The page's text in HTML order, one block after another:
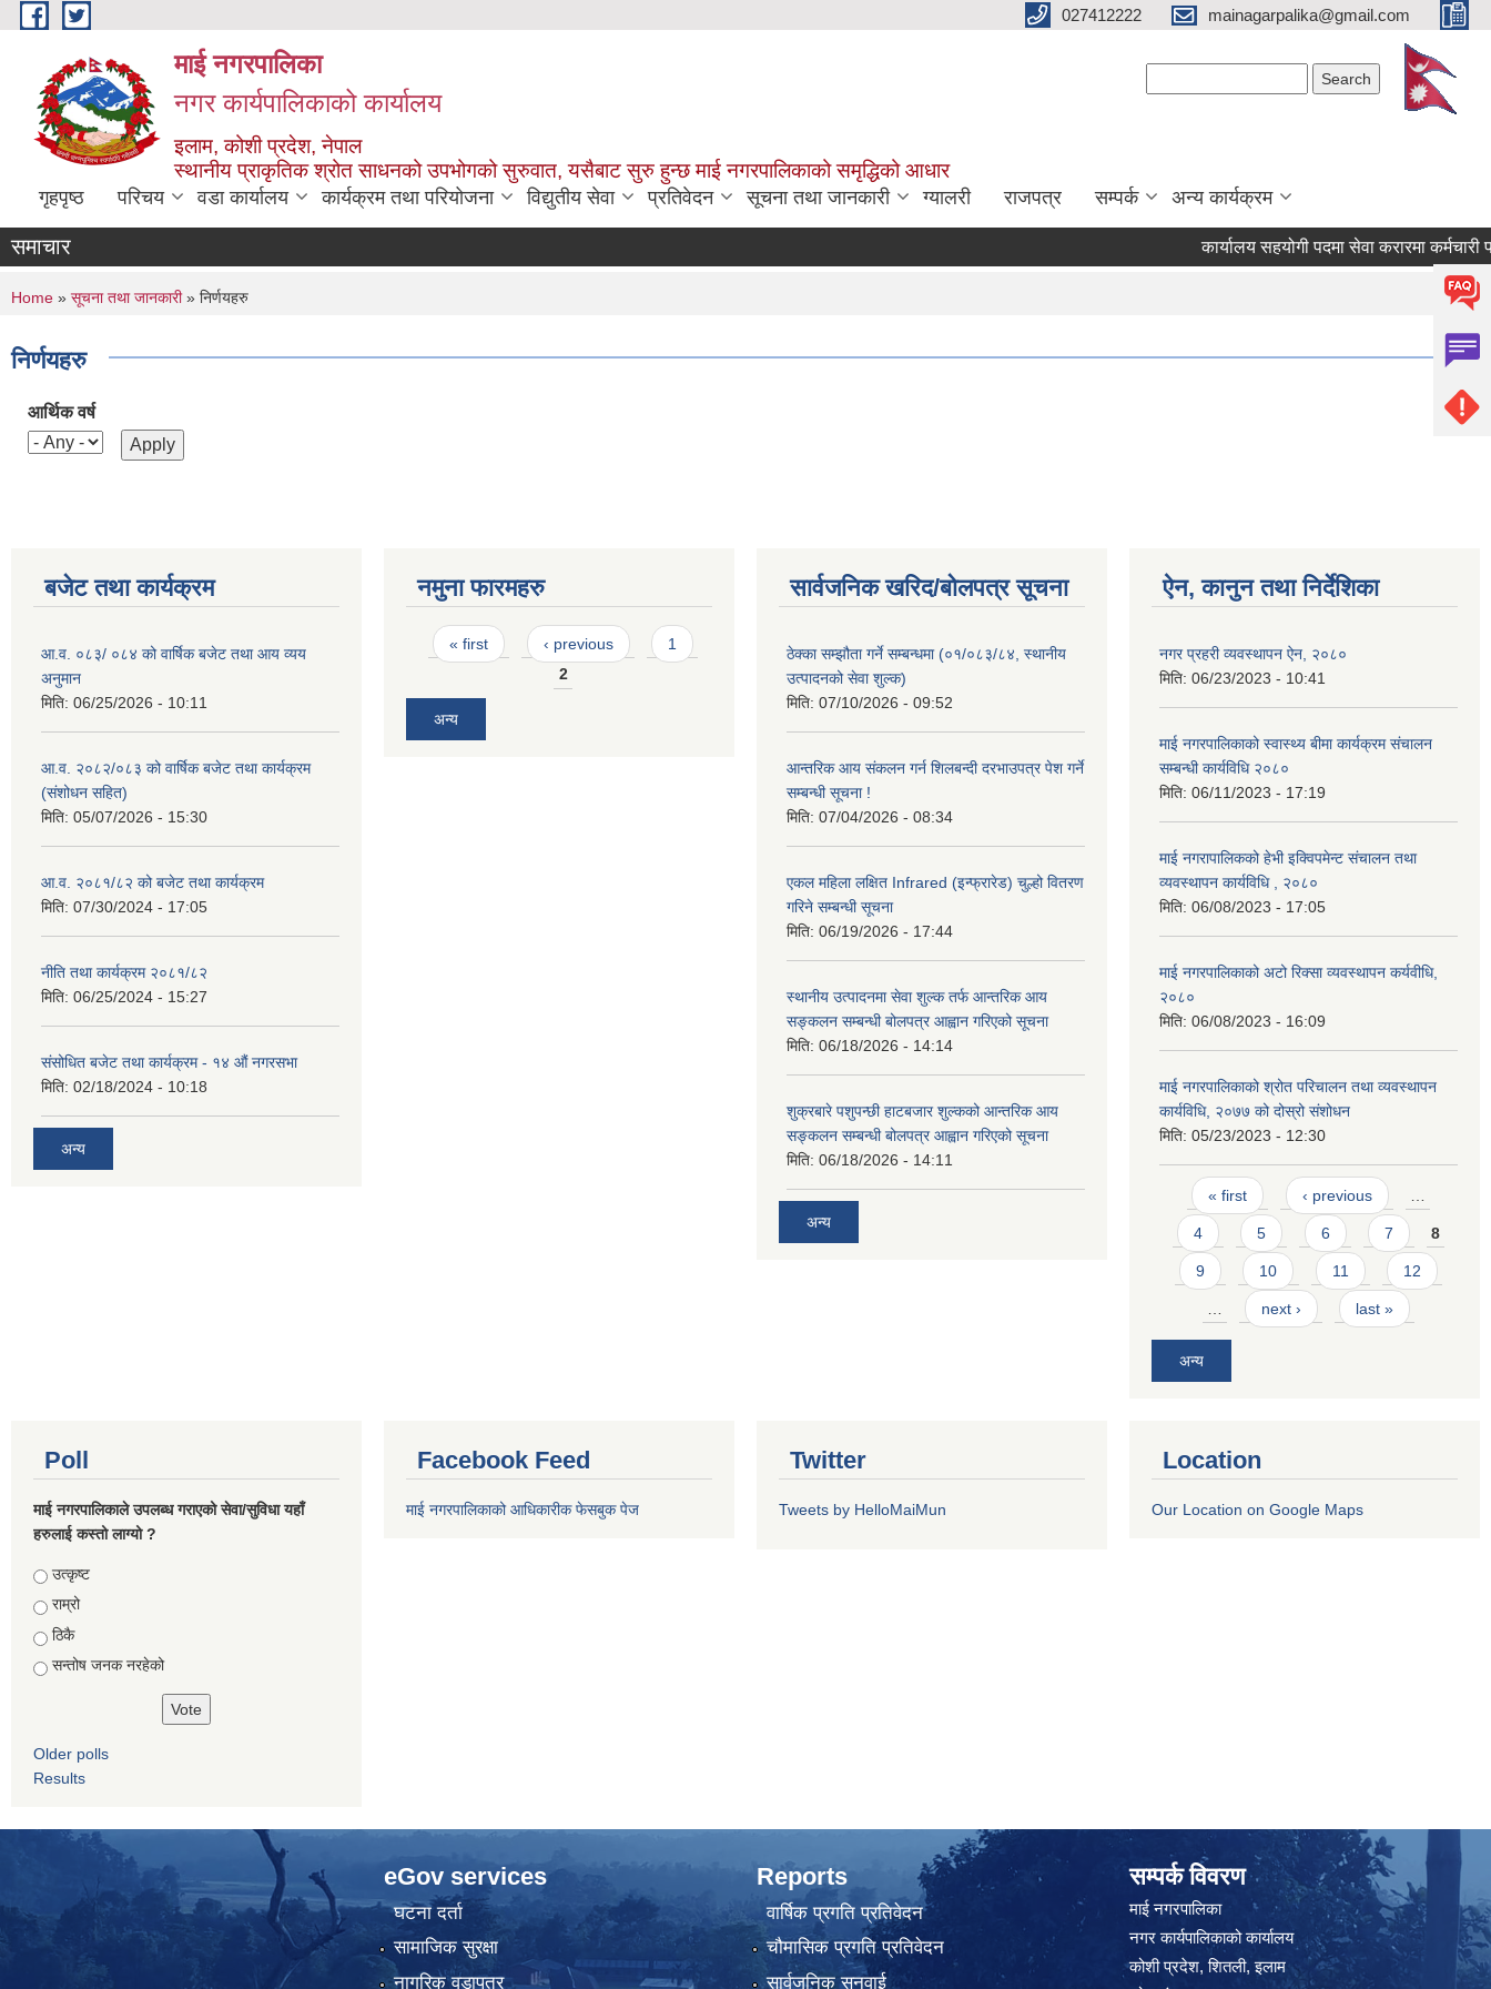
Skip to main content 027412222 mainagarpalika@gmail.com
माई नगरपालिका
नगर कार्यपालिकाको कार्यालय
इलाम, कोशी प्रदेश, नेपाल
स्थानीय प्राकृतिक श्रोत साधनको उपभोगको सुरुवात, यसैबाट सुरु हुन्छ माई नगरपालिकाको समृद्धिको आधार
गृहपृष्ठ परिचय वडा कार्यालय कार्यक्रम तथा परियोजना विद्युतीय सेवा प्रतिवेदन सूचना तथा जानकारी ग्यालरी राजपत्र सम्पर्क अन्य कार्यक्रम
समाचार कार्यालय सहयोगी पदमा सेवा करारमा कर्मचारी
You are here
Home » सूचना तथा जानकारी» निर्णयहरु
निर्णयहरु
आर्थिक वर्ष
बजेट तथा कार्यक्रम
आ.व. ०८३/ ०८४ को वार्षिक बजेट तथा आय व्यय
अनुमान
मिति: 06/25/2026 - 10:11
आ.व. २०८२/०८३ को वार्षिक बजेट तथा कार्यक्रम
(संशोधन सहित)
मिति: 05/07/2026 - 15:30
आ.व. २०८१/८२ को बजेट तथा कार्यक्रम
मिति: 07/30/2024 - 17:05
नीति तथा कार्यक्रम २०८१/८२
मिति: 06/25/2024 - 15:27
संसोधित बजेट तथा कार्यक्रम - १४ औं नगरसभा
मिति: 02/18/2024 - 10:18
अन्य
नमुना फारमहरु
Pages
« first ‹ previous
1
2
अन्य
सार्वजनिक खरिद/बोलपत्र सूचना
ठेक्का सम्झौता गर्ने सम्बन्धमा (०१/०८३/८४, स्थानीय
उत्पादनको सेवा शुल्क)
मिति: 07/10/2026 - 09:52
आन्तरिक आय संकलन गर्न शिलबन्दी दरभाउपत्र पेश गर्ने
सम्बन्धी सूचना !
मिति: 07/04/2026 - 08:34
एकल महिला लक्षित Infrared (इन्फ्रारेड) चुल्हो वितरण
गरिने सम्बन्धी सूचना
मिति: 06/19/2026 - 17:44
स्थानीय उत्पादनमा सेवा शुल्क तर्फ आन्तरिक आय
सङ्कलन सम्बन्धी बोलपत्र आह्वान गरिएको सूचना
मिति: 06/18/2026 - 14:14
शुक्रबारे पशुपन्छी हाटबजार शुल्कको आन्तरिक आय
सङ्कलन सम्बन्धी बोलपत्र आह्वान गरिएको सूचना
मिति: 06/18/2026 - 14:11
अन्य
ऐन, कानुन तथा निर्देशिका
नगर प्रहरी व्यवस्थापन ऐन, २०८०
मिति: 06/23/2023 - 10:41
माई नगरपालिकाको स्वास्थ्य बीमा कार्यक्रम संचालन
सम्बन्धी कार्यविधि २०८०
मिति: 06/11/2023 - 17:19
माई नगरापालिकको हेभी इक्विपमेन्ट संचालन तथा
व्यवस्थापन कार्यविधि , २०८०
मिति: 06/08/2023 - 17:05
माई नगरपालिकाको अटो रिक्सा व्यवस्थापन कर्यवीधि,
२०८०
मिति: 06/08/2023 - 16:09
माई नगरपालिकाको श्रोत परिचालन तथा व्यवस्थापन
कार्यविधि, २०७७ को दोस्रो संशोधन
मिति: 05/23/2023 - 12:30
Pages
« first ‹ previous
4 5 6 7 8
9 10 11 12
next › last »
अन्य
Poll
माई नगरपालिकाले उपलब्ध गराएको सेवा/सुविधा यहाँ
हरुलाई कस्तो लाग्यो ?
Choices
उत्कृष्ट
राम्रो
ठिकै
सन्तोष जनक नरहेको
Older polls
Results
Facebook Feed
माई नगरपालिकाको आधिकारीक फेसबुक पेज
Twitter
Tweets by HelloMaiMun
Location
Our Location on Google Maps
eGov services
घटना दर्ता
सामाजिक सुरक्षा
नागरिक वडापत्र
Reports
वार्षिक प्रगति प्रतिवेदन
चौमासिक प्रगति प्रतिवेदन
सार्वजनिक सुनुवाई
सम्पर्क विवरण
माई नगरपालिका
नगर कार्यपालिकाको कार्यालय
कोशी प्रदेश, शितली, इलाम